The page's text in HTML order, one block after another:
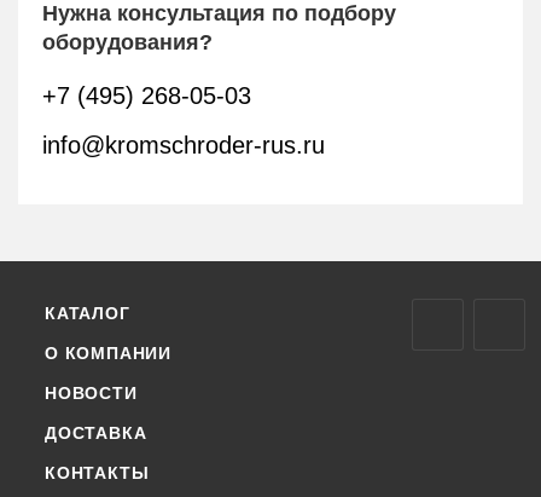
Нужна консультация по подбору
оборудования?
+7 (495) 268-05-03
info@kromschroder-rus.ru
КАТАЛОГ
О КОМПАНИИ
НОВОСТИ
ДОСТАВКА
КОНТАКТЫ